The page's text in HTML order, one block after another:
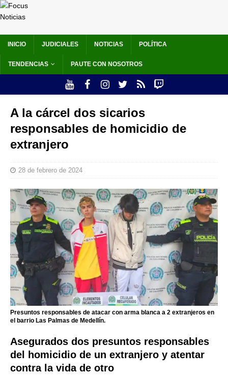
INICIO JUDICIALES NOTICIAS POLÍTICA
TENDENCIAS PAUTE CON NOSOTROS
A la cárcel dos sicarios
responsables de homicidio de
extranjero
28 de febrero de 2024
Presuntos responsables de atacar con arma blanca a 2 extranjeros en
el barrio Las Palmas de Medellín.
Asegurados dos presuntos responsables
del homicidio de un extranjero y atentar
contra la vida de otro